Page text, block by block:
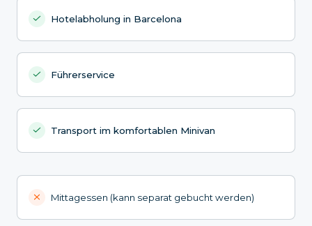
Hotelabholung in Barcelona
Führerservice
Transport im komfortablen Minivan
Mittagessen (kann separat gebucht werden)